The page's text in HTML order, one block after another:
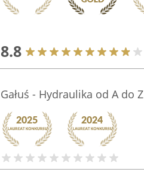
8.8
Gałuś - Hydraulika od A do Z